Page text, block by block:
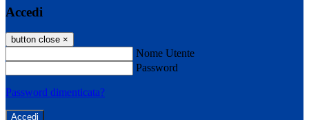
Accedi
button close ×
Nome Utente
Password
Password dimenticata?